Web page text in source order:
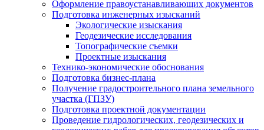
Оформление правоустанавливающих документов
Подготовка инженерных изысканий
Экологические изыскания
Геодезические исследования
Топографические съемки
Проектные изыскания
Технико-экономические обоснования
Подготовка бизнес-плана
Получение градостроительного плана земельного
участка (ГПЗУ)
Подготовка проектной документации
Проведение гидрологических, геодезических и